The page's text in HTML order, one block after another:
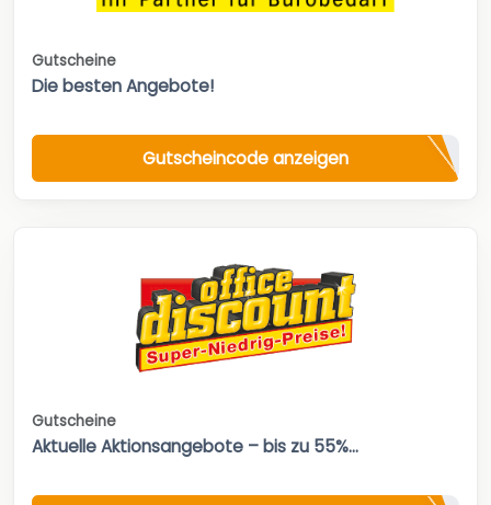
Gutscheine
Die besten Angebote!
Gutscheincode anzeigen
Gutscheine
Aktuelle Aktionsangebote – bis zu 55%...